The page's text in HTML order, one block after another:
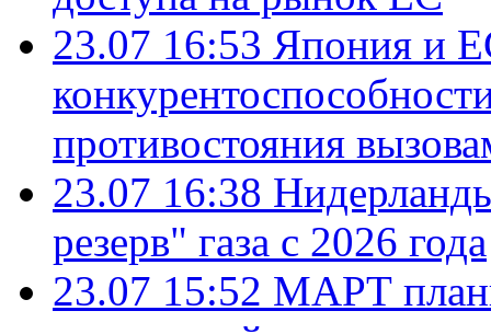
23.07 16:53 Япония и
противостояния
23.07 16:38
резерв" газа с 2026 года
23.07 15:52 МАРТ